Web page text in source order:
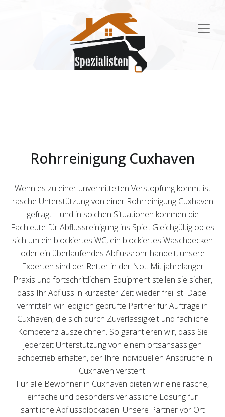
Rohrreinigung Cuxhaven
Wenn es zu einer unvermittelten Verstopfung kommt ist
rasche Unterstützung von einer Rohrreinigung Cuxhaven
gefragt – und in solchen Situationen kommen die
Fachleute für Abflussreinigung ins Spiel. Gleichgültig ob es
sich um ein blockiertes WC, ein blockiertes Waschbecken
oder ein überlaufendes Abflussrohr handelt, unsere
Experten sind der Retter in der Not. Mit jahrelanger
Praxis und fortschrittlichem Equipment stellen sie sicher,
dass Ihr Abfluss in kürzester Zeit wieder frei ist. Dabei
vermitteln wir lediglich geprüfte Partner für Aufträge in
Cuxhaven, die sich durch Zuverlässigkeit und fachliche
Kompetenz auszeichnen. So garantieren wir, dass Sie
jederzeit Unterstützung von einem ortsansässigen
Fachbetrieb erhalten, der Ihre individuellen Ansprüche in
Cuxhaven versteht.
Für alle Bewohner in Cuxhaven bieten wir eine rasche,
einfache und besonders verlässliche Lösung für
sämtliche Abflussblockaden. Unsere Partner vor Ort